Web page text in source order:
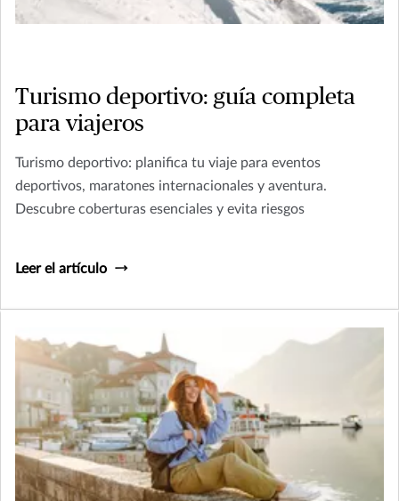
Turismo deportivo: guía completa
para viajeros
Turismo deportivo: planifica tu viaje para eventos
deportivos, maratones internacionales y aventura.
Descubre coberturas esenciales y evita riesgos
Leer el artículo